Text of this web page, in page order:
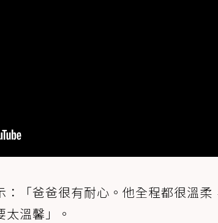
：「爸爸很有耐心。他全程都很溫
溫馨」。